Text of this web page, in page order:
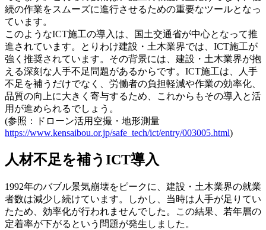
続の作業をスムーズに進行させるための重要なツールとなっ
ています。
このようなICT施工の導入は、国土交通省が中心となって推
進されています。とりわけ建設・土木業界では、ICT施工が
強く推奨されています。その背景には、建設・土木業界が抱
える深刻な人手不足問題があるからです。ICT施工は、人手
不足を補うだけでなく、労働者の負担軽減や作業の効率化、
品質の向上に大きく寄与するため、これからもその導入と活
用が進められるでしょう。
(参照：ドローン活用空撮・地形測量
https://www.kensaibou.or.jp/safe_tech/ict/entry/003005.html)
人材不足を補うICT導入
1992年のバブル景気崩壊をピークに、建設・土木業界の就業
者数は減少し続けています。しかし、当時は人手が足りてい
たため、効率化が行われませんでした。この結果、若年層の
定着率が下がるという問題が発生しました。